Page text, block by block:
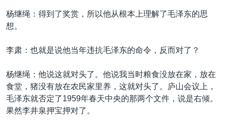
杨继绳：得到了奖赏，所以他从根本上理解了毛泽东的思
想。
李肃：也就是说他当年违抗毛泽东的命令，反而对了？
杨继绳：他说这就对头了。他说我当时粮食没放在家，放在
食堂，猪没有放在农民家里养，这就对头了。庐山会议上，
毛泽东就否定了1959年春天中央的那两个文件，说是右倾。
果然李井泉押宝押对了。